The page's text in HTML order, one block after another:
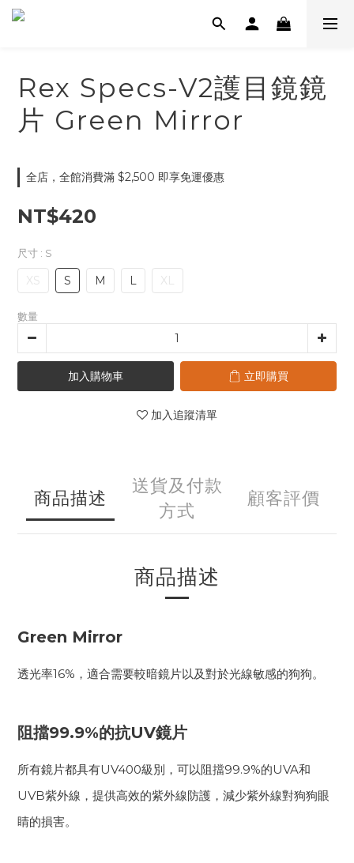
Rex Specs-V2護目鏡鏡
片 Green Mirror
全店，全館消費滿 $2,500 即享免運優惠
NT$420
尺寸 : S
XS S M L XL
數量
加入購物車 立即購買
加入追蹤清單
商品描述
送貨及付款
方式
顧客評價
商品描述
Green Mirror
透光率16%，適合需要較暗鏡片以及對於光線敏感的狗狗。
阻擋99.9%的抗UV鏡片
所有鏡片都具有UV400級別，可以阻擋99.9%的UVA和
UVB紫外線，提供高效的紫外線防護，減少紫外線對狗狗眼
睛的損害。